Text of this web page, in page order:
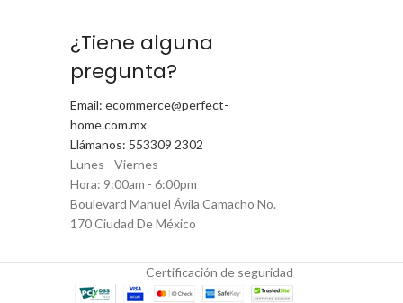
¿Tiene alguna
pregunta?
Email: ecommerce@perfect-
home.com.mx
Llámanos: 553309 2302
Lunes - Viernes
Hora: 9:00am - 6:00pm
Boulevard Manuel Ávila Camacho No.
170 Ciudad De México
Certificación de seguridad